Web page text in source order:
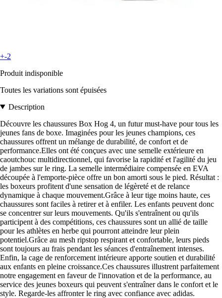
+-2
Produit indisponible
Toutes les variations sont épuisées
Description
Découvre les chaussures Box Hog 4, un futur must-have pour tous les
jeunes fans de boxe. Imaginées pour les jeunes champions, ces
chaussures offrent un mélange de durabilité, de confort et de
performance.Elles ont été conçues avec une semelle extérieure en
caoutchouc multidirectionnel, qui favorise la rapidité et l'agilité du jeu
de jambes sur le ring. La semelle intermédiaire compensée en EVA
découpée à l'emporte-pièce offre un bon amorti sous le pied. Résultat :
les boxeurs profitent d'une sensation de légèreté et de relance
dynamique à chaque mouvement.Grâce à leur tige moins haute, ces
chaussures sont faciles à retirer et à enfiler. Les enfants peuvent donc
se concentrer sur leurs mouvements. Qu'ils s'entraînent ou qu'ils
participent à des compétitions, ces chaussures sont un allié de taille
pour les athlètes en herbe qui pourront atteindre leur plein
potentiel.Grâce au mesh ripstop respirant et confortable, leurs pieds
sont toujours au frais pendant les séances d'entraînement intenses.
Enfin, la cage de renforcement intérieure apporte soutien et durabilité
aux enfants en pleine croissance.Ces chaussures illustrent parfaitement
notre engagement en faveur de l'innovation et de la performance, au
service des jeunes boxeurs qui peuvent s'entraîner dans le confort et le
style. Regarde-les affronter le ring avec confiance avec adidas.